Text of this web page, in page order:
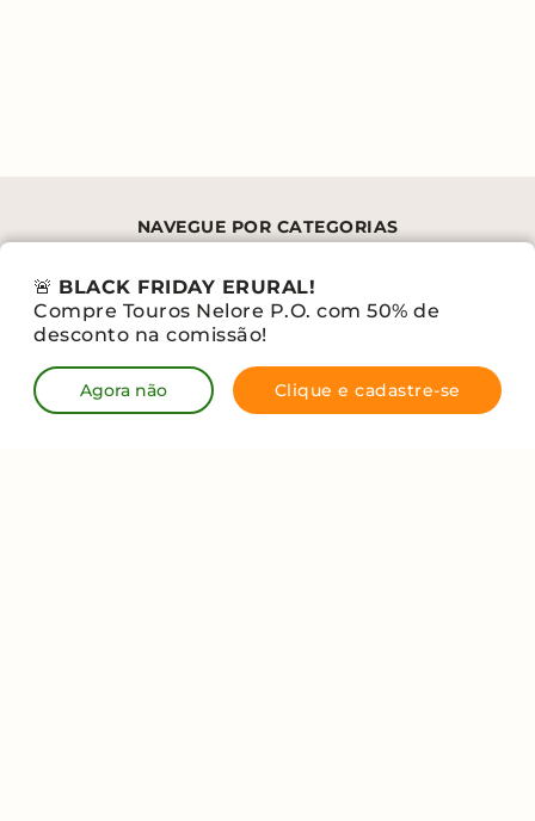
NAVEGUE POR CATEGORIAS
Eventos Shopping
🚨 BLACK FRIDAY ERURAL!
Compre Touros Nelore P.O. com 50% de
desconto na comissão!
Agora não Clique e cadastre-se